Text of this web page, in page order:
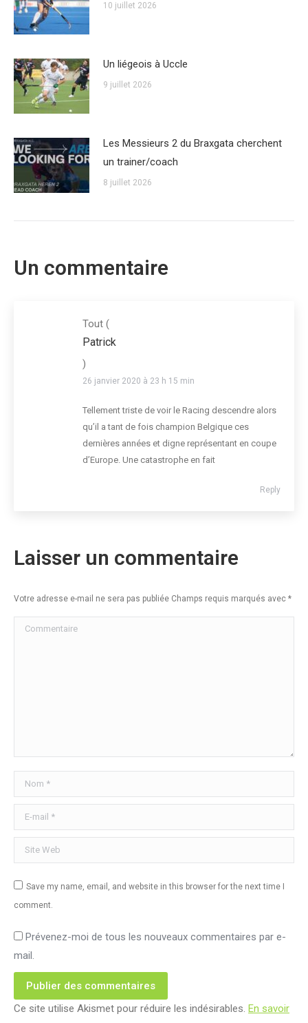
10 juillet 2026
Un liégeois à Uccle
9 juillet 2026
Les Messieurs 2 du Braxgata cherchent
un trainer/coach
8 juillet 2026
Un commentaire
Tout (
Patrick
)
26 janvier 2020 à 23 h 15 min
Tellement triste de voir le Racing descendre alors
qu’il a tant de fois champion Belgique ces
dernières années et digne représentant en coupe
d’Europe. Une catastrophe en fait
Reply
Laisser un commentaire
Votre adresse e-mail ne sera pas publiée Champs requis marqués avec *
Commentaire
Nom *
E-mail *
Site Web
Save my name, email, and website in this browser for the next time I
comment.
Prévenez-moi de tous les nouveaux commentaires par e-
mail.
Publier des commentaires
Ce site utilise Akismet pour réduire les indésirables. En savoir